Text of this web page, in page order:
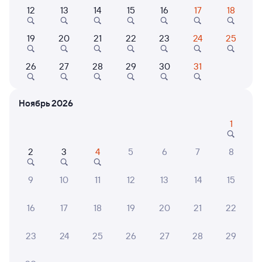
Выберите дату
096Я Проходящий 9
Санкт-Петербург
08:41 07:21
22 ч 40 м в пути
Маршрут
Плацкарт
от 4 ⁠791 ⁠₽ 5 ⁠212 ⁠₽
12 13 14 15 16 17 18
19 20 21 22 23 24 25
26 27 28 29 30 31
Ноябрь 2026
1
2 3 4 5 6 7 8
9 10 11 12 13 14 15
16 17 18 19 20 21 22
23 24 25 26 27 28 29